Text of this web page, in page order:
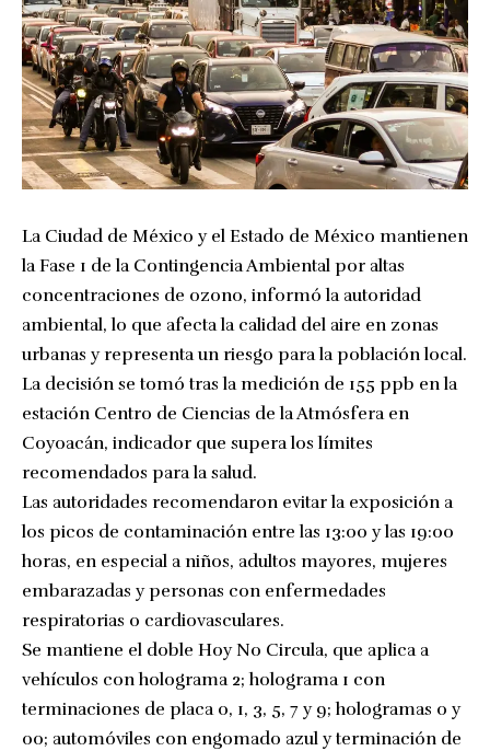
La Ciudad de México y el Estado de México mantienen
la Fase 1 de la Contingencia Ambiental por altas
concentraciones de ozono, informó la autoridad
ambiental, lo que afecta la calidad del aire en zonas
urbanas y representa un riesgo para la población local.
La decisión se tomó tras la medición de 155 ppb en la
estación Centro de Ciencias de la Atmósfera en
Coyoacán, indicador que supera los límites
recomendados para la salud.
Las autoridades recomendaron evitar la exposición a
los picos de contaminación entre las 13:00 y las 19:00
horas, en especial a niños, adultos mayores, mujeres
embarazadas y personas con enfermedades
respiratorias o cardiovasculares.
Se mantiene el doble Hoy No Circula, que aplica a
vehículos con holograma 2; holograma 1 con
terminaciones de placa 0, 1, 3, 5, 7 y 9; hologramas 0 y
00; automóviles con engomado azul y terminación de